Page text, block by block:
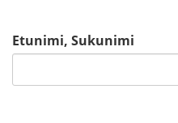
Etunimi, Sukunimi